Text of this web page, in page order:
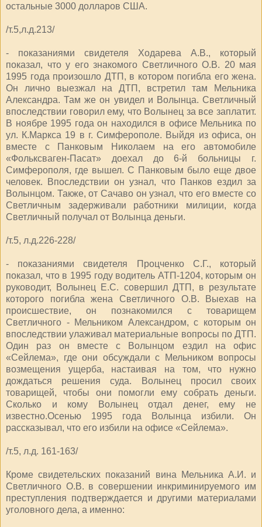
остальные 3000 долларов США.
/т.5,л.д.213/
- показаниями свидетеля Ходарева А.В., который
показал, что у его знакомого Светличного О.В. 20 мая
1995 года произошло ДТП, в котором погибла его жена.
Он лично выезжал на ДТП, встретил там Мельника
Александра. Там же он увидел и Волынца. Светличный
впоследствии говорил ему, что Волынец за все заплатит.
В ноябре 1995 года он находился в офисе Мельника по
ул. К.Маркса 19 в г. Симферополе. Выйдя из офиса, он
вместе с Панковым Николаем на его автомобиле
«Фольксваген-Пасат» доехал до 6-й больницы г.
Симферополя, где вышел. С Панковым было еще двое
человек. Впоследствии он узнал, что Панков ездил за
Волынцом. Также, от Сачаво он узнал, что его вместе со
Светличным задерживали работники милиции, когда
Светличный получал от Волынца деньги.
/т.5, л.д.226-228/
- показаниями свидетеля Процченко С.Г., который
показал, что в 1995 году водитель АТП-1204, которым он
руководит, Волынец Е.С. совершил ДТП, в результате
которого погибла жена Светличного О.В. Выехав на
происшествие, он познакомился с товарищем
Светличного - Мельником Александром, с которым он
впоследствии улаживал материальные вопросы по ДТП.
Один раз он вместе с Волынцом ездил на офис
«Сейлема», где они обсуждали с Мельником вопросы
возмещения ущерба, настаивая на том, что нужно
дождаться решения суда. Волынец просил своих
товарищей, чтобы они помогли ему собрать деньги.
Сколько и кому Волынец отдал денег, ему не
известно.Осенью 1995 года Волынца избили. Он
рассказывал, что его избили на офисе «Сейлема».
/т.5, л.д. 161-163/
Кроме свидетельских показаний вина Мельника А.И. и
Светличного О.В. в совершении инкриминируемого им
преступления подтверждается и другими материалами
уголовного дела, а именно: